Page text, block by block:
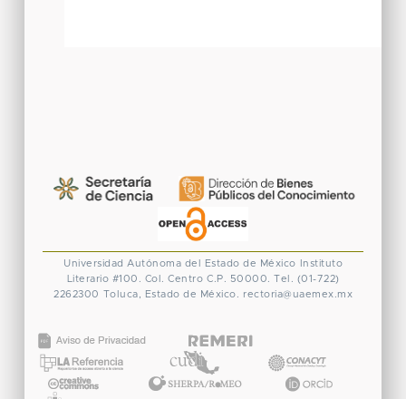
Universidad Autónoma del Estado de México
Instituto
Literario #100. Col. Centro C.P. 50000. Tel. (01-722)
2262300 Toluca, Estado de México. rectoria@uaemex.mx